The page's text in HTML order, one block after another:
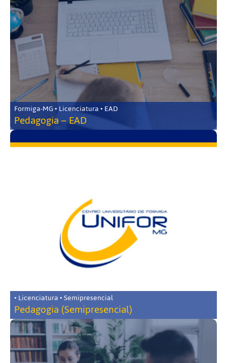
Formiga-MG • Licenciatura • EAD
Pedagogia – EAD
• Licenciatura • Semipresencial
Pedagogia (Semipresencial)